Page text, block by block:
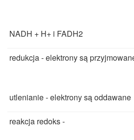
NADH + H+ i FADH2
redukcja - elektrony są
utlenianie - elektrony są oddawane
reakcja redoks -